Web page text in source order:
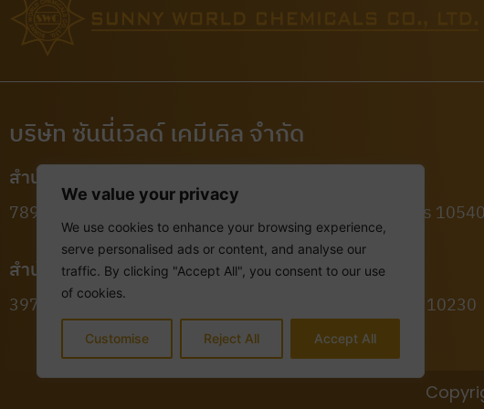
We value your privacy
We use cookies to enhance your browsing experience,
serve personalised ads or content, and analyse our
traffic. By clicking "Accept All", you consent to our use
of cookies.
Customise Reject All Accept All
บริษัท ซันนี่เวิลด์ เคมีเคิล จำกัด
สำนักงานใหญ่ (คลังสินค้า) :
789/1 หมู่ 9 ตำบลบางปลา อำเภอบางพลี จังหวัดสมุทรปราการ 10540
สำนักงานกรุงเทพฯ :
397 ถนนสุคนธสวัสดิ์ แขวงลาดพร้าว เขตลาดพร้าว กรุงเทพฯ 10230